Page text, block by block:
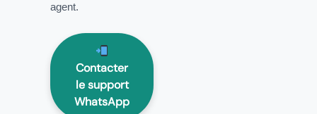
agent.
Contacter
le support
WhatsApp